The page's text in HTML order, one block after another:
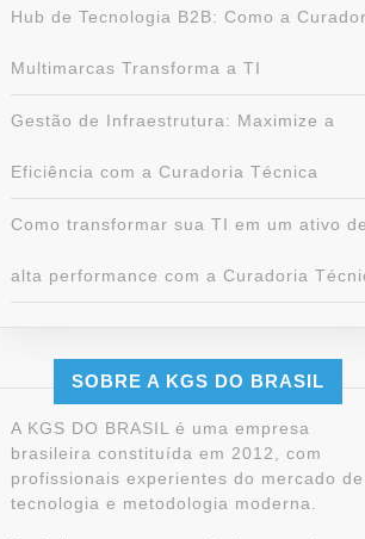
Hub de Tecnologia B2B: Como a
Multimarcas Transforma a TI
Gestão de Infraestrutura: Maximize a
Eficiência com a Curadoria Técnica
Como transformar sua TI em um ativo de
alta performance com a Curadoria
SOBRE A KGS DO BRASIL
A KGS DO BRASIL é uma empresa
brasileira constituída em 2012, com
profissionais experientes do mercado de
tecnologia e metodologia moderna.